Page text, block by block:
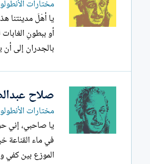
مختارات
يا أهْلَ مدينتنا
أو ببطونِ
بالجدران إلى
صلاح
مختارات
يا صاحبي، إني
في ماء القناعة
الموزع بين